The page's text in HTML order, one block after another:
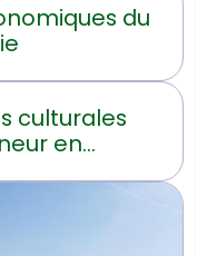
du
culturales
en